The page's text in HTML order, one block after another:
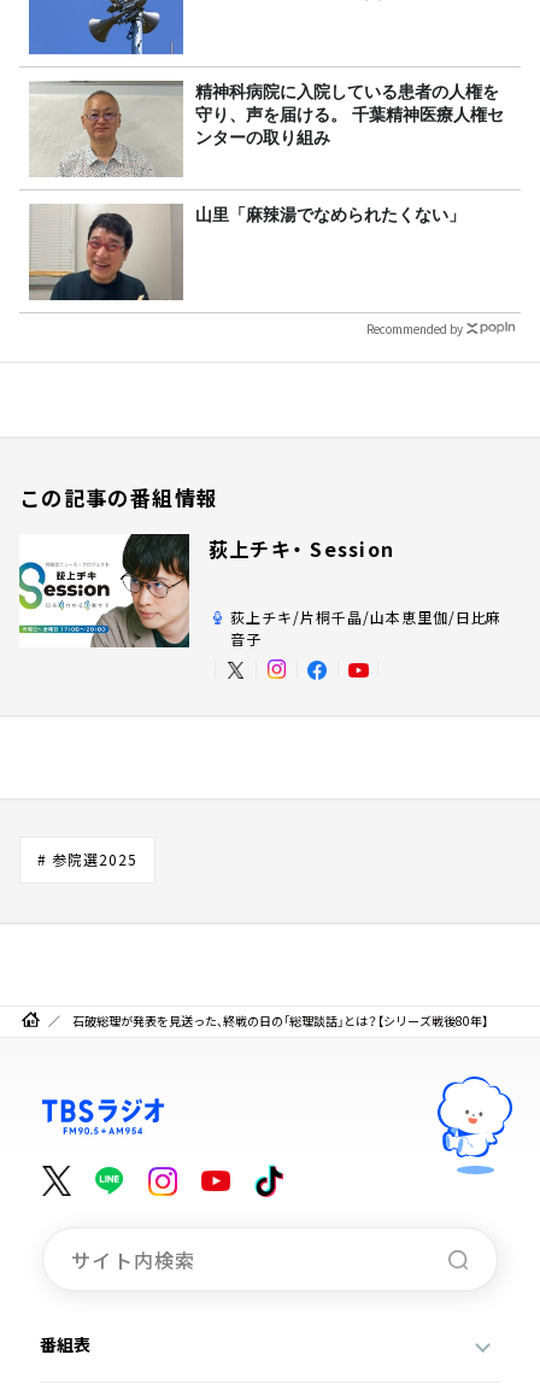
精神科病院に入院している患者の人権を
守り、声を届ける。 千葉精神医療人権セ
ンターの取り組み
山里「麻辣湯でなめられたくない」
Recommended by
この記事の番組情報
荻上チキ・ Session
荻上チキ/片桐千晶/山本恵里伽/日比麻
音子
# 参院選2025
石破総理が発表を見送った、終戦の日の「総理談話」とは？【シリーズ戦後80年】
番組表